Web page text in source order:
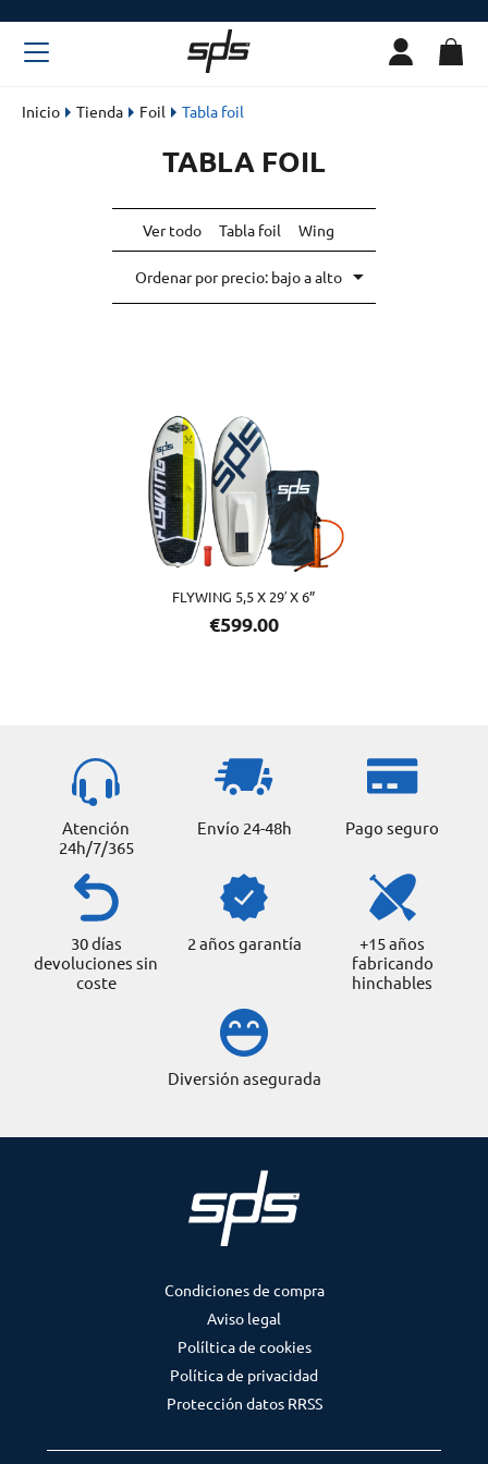
Inicio Tienda Foil Tabla foil
TABLA FOIL
Ver todo Tabla foil Wing
FLYWING 5,5 X 29′ X 6”
€599.00
Atención
24h/7/365
Envío 24-48h Pago seguro
30 días
devoluciones sin
coste
2 años garantía
+15 años
fabricando
hinchables
Diversión asegurada
Condiciones de compra
Aviso legal
Políltica de cookies
Política de privacidad
Protección datos RRSS